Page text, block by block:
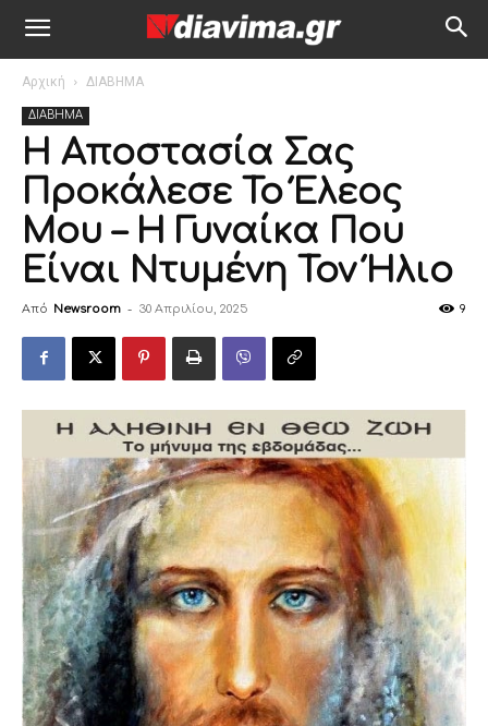
Αρχική ΔΙΑΒΗΜΑ
ΔΙΑΒΗΜΑ
Η Αποστασία Σας
Προκάλεσε Το Έλεος
Μου – Η Γυναίκα Που
Είναι Ντυμένη Τον Ήλιο
Από Newsroom - 30 Απριλίου, 2025 9